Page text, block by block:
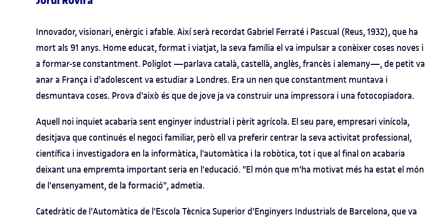
Innovador, visionari, enèrgic i afable. Així serà recordat Gabriel Ferraté i Pascual (Reus, 1932), que ha
mort als 91 anys. Home educat, format i viatjat, la seva família el va impulsar a conèixer coses noves i
a formar-se constantment. Poliglot —parlava català, castellà, anglès, francès i alemany—, de petit va
anar a França i d'adolescent va estudiar a Londres. Era un nen que constantment muntava i
desmuntava coses. Prova d'això és que de jove ja va construir una impressora i una fotocopiadora.
Aquell noi inquiet acabaria sent enginyer industrial i pèrit agrícola. El seu pare, empresari vinícola,
desitjava que continués el negoci familiar, però ell va preferir centrar la seva activitat professional,
científica i investigadora en la informàtica, l'automàtica i la robòtica, tot i que al final on acabaria
deixant una empremta important seria en l'educació. "El món que m'ha motivat més ha estat el món
de l'ensenyament, de la formació", admetia.
Catedràtic de l'Automàtica de l'Escola Tècnica Superior d'Enginyers Industrials de Barcelona, que va